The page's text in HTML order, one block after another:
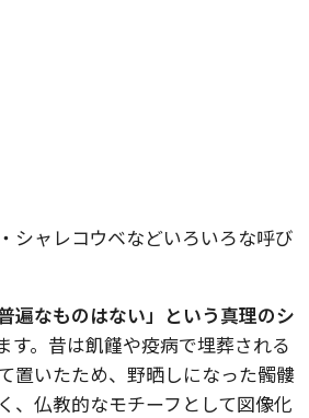
シャレコウベなどいろいろな呼び
遍なものはない」という真理のシ
す。昔は飢饉や疫病で埋葬される
置いたため、野晒しになった髑髏
、仏教的なモチーフとして図像化